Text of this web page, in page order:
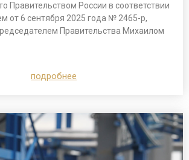
Правительством России в соответствии
от 6 сентября 2025 года № 2465-р,
Правительства Михаилом
подробнее